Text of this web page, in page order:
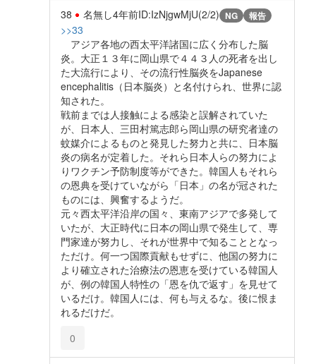
38 名無し4年前ID:IzNjgwMjU(2/2) NG 報告
>>33
アジア各地の西太平洋諸国に広く分布した脳
炎。大正１３年に岡山県で４４３人の死者を出し
た大流行により、その流行性脳炎をJapanese
encephalitis（日本脳炎）と名付けられ、世界に認
知された。
戦前までは人接触による感染と誤解されていた
が、日本人、三田村篤志郎ら岡山県の研究者達の
蚊媒介によるものと発見した努力と共に、日本脳
炎の病名が定着した。それら日本人らの努力によ
りワクチン予防制度等ができた。韓国人もそれら
の恩典を受けていながら「日本」の名が冠された
ものには、興奮するようだ。
元々西太平洋沿岸の国々、東南アジアで多発して
いたが、大正時代に日本の岡山県で発生して、専
門家達が努力し、それが世界中で知ることとなっ
ただけ。何一つ国際貢献もせずに、他国の努力に
より確立された治療法の恩恵を受けている韓国人
が、例の韓国人特性の「恩を仇で返す」を見せて
いるだけ。韓国人には、何も与えるな。後に恨ま
れるだけだ。
0